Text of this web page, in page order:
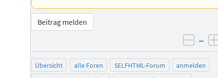
Beitrag melden
–
Übersicht alle Foren SELFHTML-Forum
anmelden